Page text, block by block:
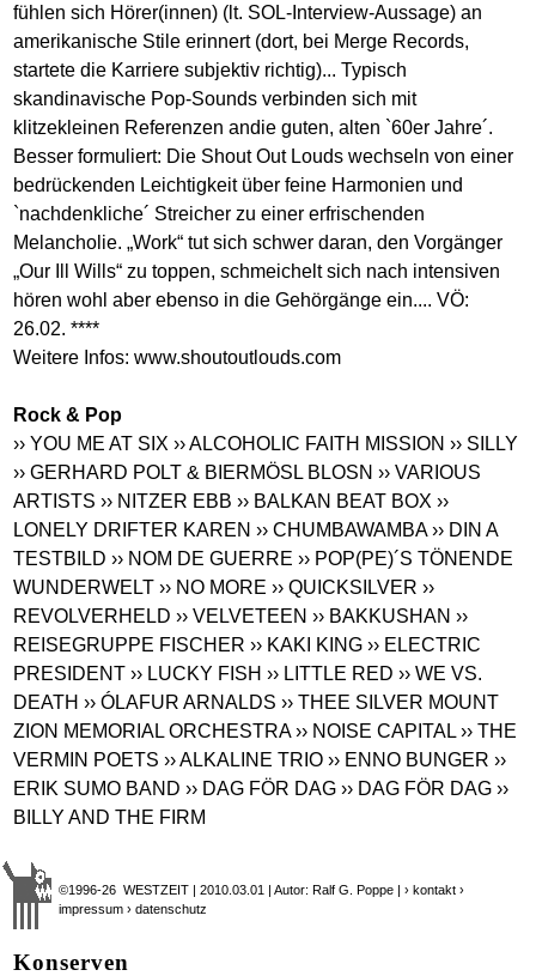
fühlen sich Hörer(innen) (lt. SOL-Interview-Aussage) an
amerikanische Stile erinnert (dort, bei Merge Records,
startete die Karriere subjektiv richtig)... Typisch
skandinavische Pop-Sounds verbinden sich mit
klitzekleinen Referenzen andie guten, alten `60er Jahre´.
Besser formuliert: Die Shout Out Louds wechseln von einer
bedrückenden Leichtigkeit über feine Harmonien und
`nachdenkliche´ Streicher zu einer erfrischenden
Melancholie. „Work“ tut sich schwer daran, den Vorgänger
„Our Ill Wills“ zu toppen, schmeichelt sich nach intensiven
hören wohl aber ebenso in die Gehörgänge ein.... VÖ:
26.02. ****
Weitere Infos:www.shoutoutlouds.com
Rock & Pop
›› YOU ME AT SIX ›› ALCOHOLIC FAITH MISSION ›› SILLY
›› GERHARD POLT & BIERMÖSL BLOSN ›› VARIOUS
ARTISTS ›› NITZER EBB ›› BALKAN BEAT BOX ››
LONELY DRIFTER KAREN ›› CHUMBAWAMBA ›› DIN A
TESTBILD ›› NOM DE GUERRE ›› POP(PE)´S TÖNENDE
WUNDERWELT ›› NO MORE ›› QUICKSILVER ››
REVOLVERHELD ›› VELVETEEN ›› BAKKUSHAN ››
REISEGRUPPE FISCHER ›› KAKI KING ›› ELECTRIC
PRESIDENT ›› LUCKY FISH ›› LITTLE RED ›› WE VS.
DEATH ›› ÓLAFUR ARNALDS ›› THEE SILVER MOUNT
ZION MEMORIAL ORCHESTRA ›› NOISE CAPITAL ›› THE
VERMIN POETS ›› ALKALINE TRIO ›› ENNO BUNGER ››
ERIK SUMO BAND ›› DAG FÖR DAG ›› DAG FÖR DAG ››
BILLY AND THE FIRM
©1996-26 WESTZEIT | 2010.03.01 | Autor: Ralf G. Poppe |› kontakt ›
impressum › datenschutz
Konserven